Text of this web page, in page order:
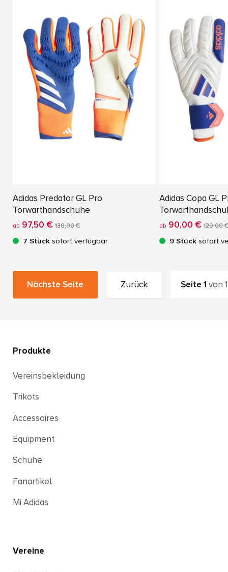
Adidas Predator GL Pro
Torwarthandschuhe
ab 97,50 € 130,00 €
7 Stück sofort verfügbar
Adidas Copa GL
ab 90,00 € 120,00 €
9 Stück sofort
Nächste Seite Zurück Seite1 von1
Produkte
Vereinsbekleidung
Trikots
Accessoires
Equipment
Schuhe
Fanartikel
Mi Adidas
Vereine